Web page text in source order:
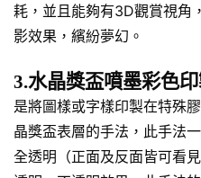
耗，並且能夠有3D觀賞視角
影效果，繽紛夢幻。
3.水晶獎盃噴墨彩色
是將圖樣或字樣印製在特殊
晶獎盃表層的手法，此手法
全透明（正面及反面皆可看